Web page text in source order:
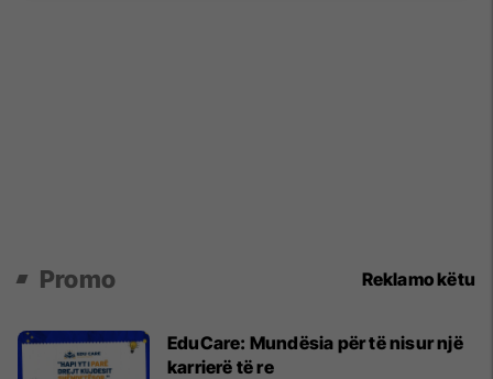
Promo Reklamo këtu
EduCare: Mundësia për të nisur një
karrierë të re